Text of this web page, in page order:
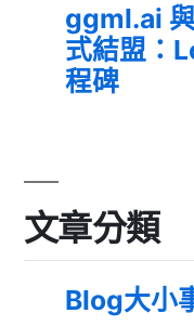
ggml.ai
式結盟：
程碑
文章分類
Blog大小